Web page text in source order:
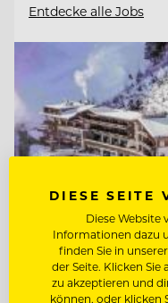
Entdecke alle Jobs
DIESE SEITE
Diese Website
Informationen dazu
finden Sie in
der Seite. Klicken Sie
zu akzeptieren und
können, oder klicken